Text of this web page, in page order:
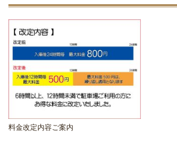
料金改定内容ご案内